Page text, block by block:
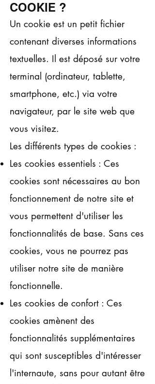
COOKIE ?
Un cookie est un petit fichier
contenant diverses informations
textuelles. Il est déposé sur votre
terminal (ordinateur, tablette,
smartphone, etc.) via votre
navigateur, par le site web que
vous visitez.
Les différents types de cookies :
Les cookies essentiels : Ces
cookies sont nécessaires au bon
fonctionnement de notre site et
vous permettent d'utiliser les
fonctionnalités de base. Sans ces
cookies, vous ne pourrez pas
utiliser notre site de manière
fonctionnelle.
Les cookies de confort : Ces
cookies amènent des
fonctionnalités supplémentaires
qui sont susceptibles d'intéresser
l'internaute, sans pour autant être